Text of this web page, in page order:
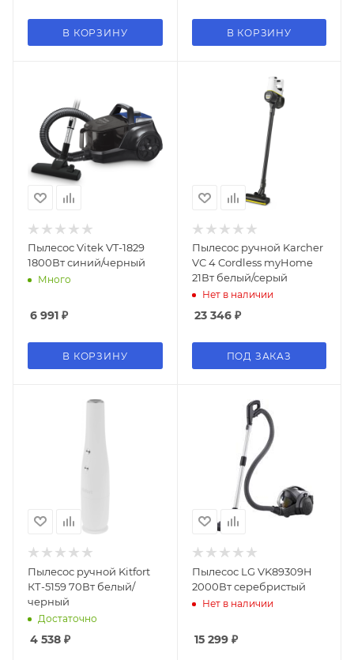
В КОРЗИНУ В КОРЗИНУ
Пылесос Vitek VT-1829
1800Вт синий/черный
Много
6 991 ₽
В КОРЗИНУ
Пылесос ручной Karcher
VC 4 Cordless myHome
21Вт белый/серый
Нет в наличии
23 346₽
ПОД ЗАКАЗ
Пылесос ручной Kitfort
КТ-5159 70Вт белый/
черный
Достаточно
4 538 ₽
Пылесос LG VK89309H
2000Вт серебристый
Нет в наличии
15 299₽